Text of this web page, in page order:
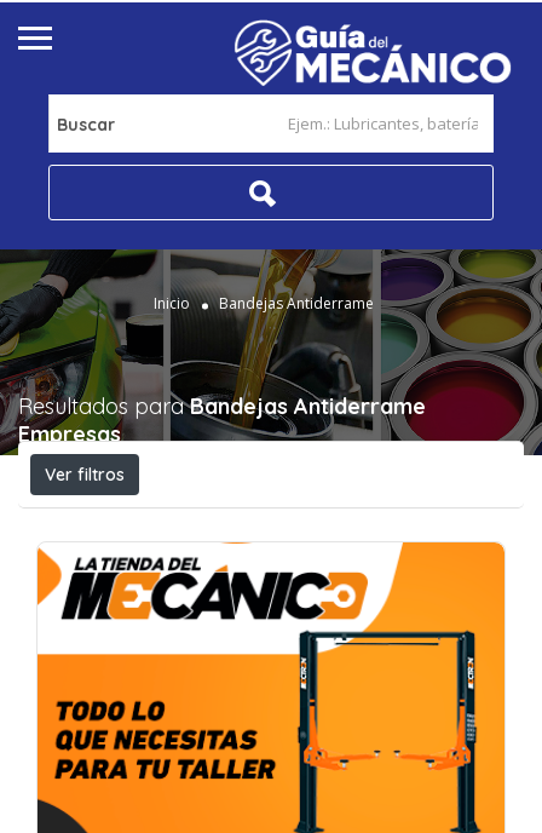
Buscar
Inicio Bandejas Antiderrame
Resultados paraBandejas Antiderrame
Empresas
Ver filtros